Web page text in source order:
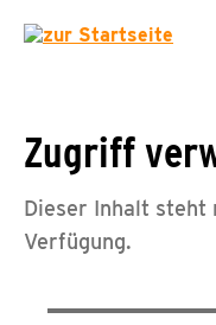
Zugriff
Dieser Inhalt steht
Verfügung.